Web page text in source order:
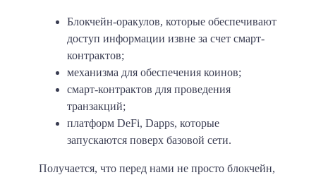
Блокчейн-оракулов, которые обеспечивают
доступ информации извне за счет смарт-
контрактов;
механизма для обеспечения коинов;
смарт-контрактов для проведения
транзакций;
платформ DeFi, Dapps, которые
запускаются поверх базовой сети.
Получается, что перед нами не просто блокчейн,